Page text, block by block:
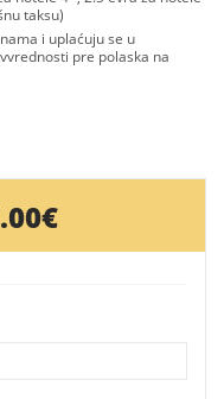
taksu)
i uplaćuju se u
pre polaska na